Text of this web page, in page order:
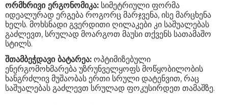
ორმხრივი ერგონომიკა: სიმეტრიული ფორმა
იდეალურად ერგება როგორც მარჯვენა, ისე მარცხენა
ხელს. მოხსნადი გვერდითი ღილაკები კი საშუალებას
გაძლევთ, სრულად მოარგოთ მაუსი თქვენს სათამაშო
სტილს.
შთამბეჭდავი ბატარეა: ოპტიმიზებული
ენერგომოხმარება უზრუნველყოფს მოწყობილობის
ხანგრძლივ მუშაობას ერთი სრული დატენვით, რაც
საშუალებას გაძლევთ სრულად ფოკუსირდეთ თამაშზე.